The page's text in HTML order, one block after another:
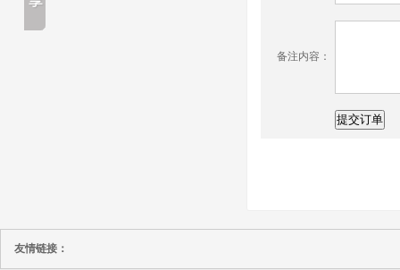
备注内容：
友情链接：